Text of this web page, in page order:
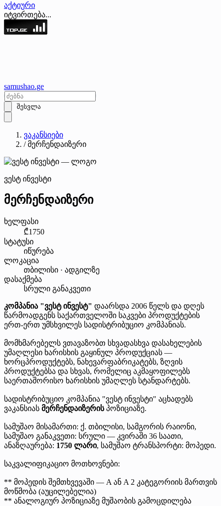
აქტიური
იტვირთება...
samushao.ge
შესვლა
ვაკანსიები
/ მერჩენდაიზერი
ვესტ ინვესტი
მერჩენდაიზერი
ხელფასი
₾1750
სტატუსი
იწურება
ლოკაცია
თბილისი · ადგილზე
დასაქმება
სრული განაკვეთი
კომპანია "ვესტ ინვესტ" დაარსდა 2006 წელს და დღეს
წარმოადგენს საქართველოში საკვები პროდუქტების
ერთ-ერთ უმსხვილეს სადისტრიბუციო კომპანიას.
მომხმარებელს ვთავაზობთ სხვადასხვა დასახელების
უმაღლესი ხარისხის გაყინულ პროდუქციას —
ხორცპროდუქტებს, ნახევარფაბრიკატებს, ზღვის
პროდუქტებსა და სხვას, რომელიც აკმაყოფილებს
საერთაშორისო ხარისხის უმაღლეს სტანდარტებს.
სადისტრიბუციო კომპანია "ვესტ ინვესტი" აცხადებს
ვაკანსიას მერჩენდაიზერისპოზიციაზე.
სამუშაო მისამართი: ქ. თბილისი, სამგორის რაიონი,
სამუშაო განაკვეთი: სრული — კვირაში 36 საათი,
ანაზღაურება: 1750 ლარი, სამუშაო ტრანსპორტი: მოპედი.
საკვალიფიკაციო მოთხოვნები:
** მოპედის შემთხვევაში — A ან A 2 კატეგორიის მართვის
მოწმობა (აუცილებელია)
** ანალოგიურ პოზიციაზე მუშაობის გამოცდილება